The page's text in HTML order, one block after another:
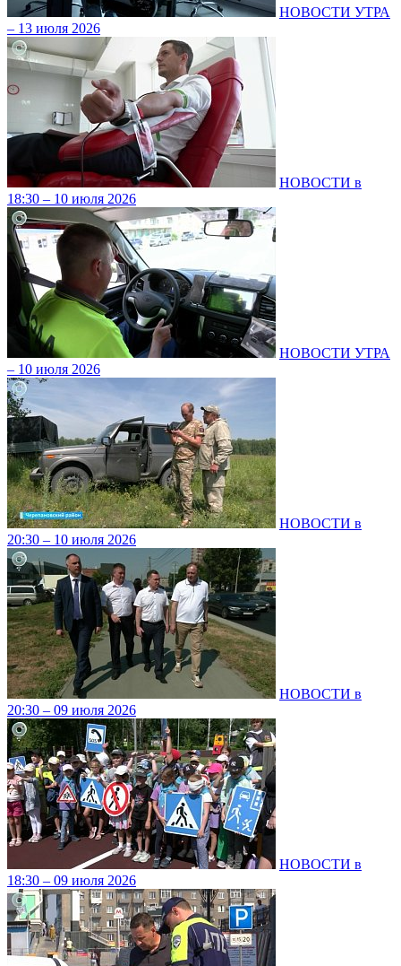
НОВОСТИ УТРА
– 13 июля 2026
НОВОСТИ в
18:30 – 10 июля 2026
НОВОСТИ УТРА
– 10 июля 2026
НОВОСТИ в
20:30 – 10 июля 2026
НОВОСТИ в
20:30 – 09 июля 2026
НОВОСТИ в
18:30 – 09 июля 2026